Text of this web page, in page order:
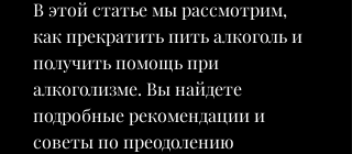
В этой статье мы рассмотрим,
как прекратить пить алкоголь и
получить помощь при
алкоголизме. Вы найдете
подробные рекомендации и
советы по преодолению